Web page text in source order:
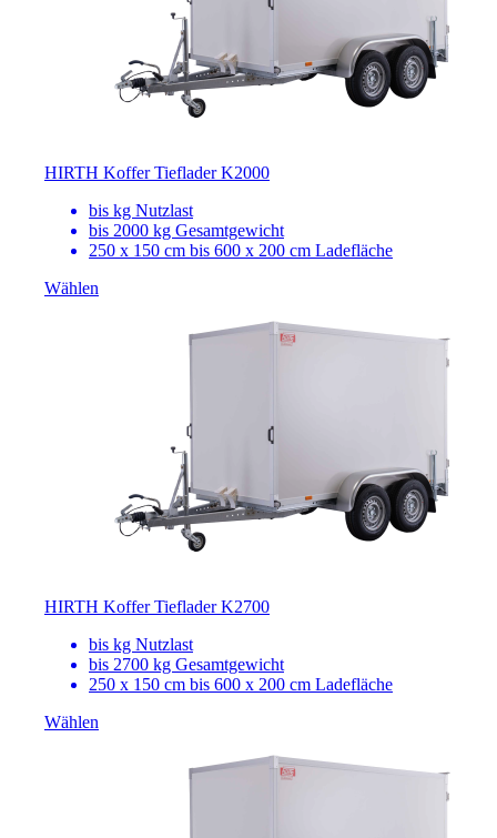
HIRTH Koffer Tieflader K2000
bis kg Nutzlast
bis 2000 kg Gesamtgewicht
250 x 150 cm bis 600 x 200 cm Ladefläche
Wählen
HIRTH Koffer Tieflader K2700
bis kg Nutzlast
bis 2700 kg Gesamtgewicht
250 x 150 cm bis 600 x 200 cm Ladefläche
Wählen